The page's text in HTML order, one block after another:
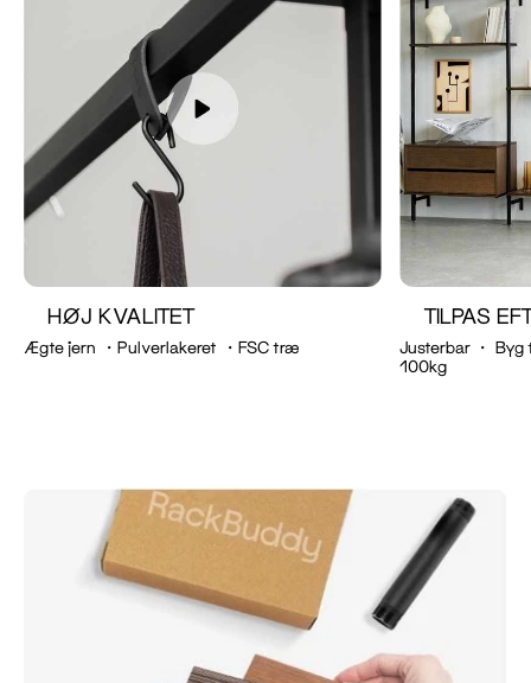
Ægte jern ・Pulverlakeret ・FSC træ
HØJ KVALITET
Justerbar ・
100kg
TILPAS